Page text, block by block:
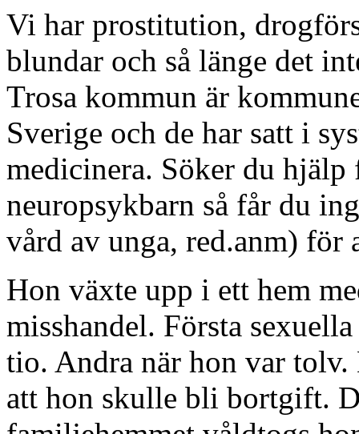
Vi har prostitution,
blundar och så länge det
Trosa kommun är
Sverige och de har satt i
medicinera. Söker du hjälp
neuropsykbarn så får du
vård av unga, red.anm) för
Hon växte upp i ett hem
misshandel. Första
tio. Andra när hon var tolv.
att hon skulle bli bortgift.